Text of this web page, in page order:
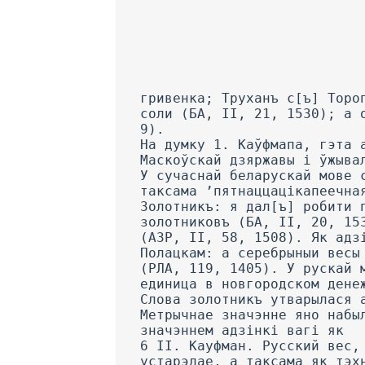
гривенка; Труханъ с[ъ] Торопца жаловал отом ижъ взято в пего: ...две решета гороху, две гривенки соли (БА, II, 21, 1530); а они емлють по гривенкЪ перцу, на старосту емлють по гривенкУ перцу (36., 9). На думку 1. Каўфмапа, гэта адзінка разам з гривной з XIV ст. займала цэнтральнае месца ў сістэме мер Маскоўскай дзяржавы і ўжывалася для важання золата і серабра. а таксама пораху, ладану і інш.6 У сучаснай беларускай мове слова грыўня ўжываецца са значэннем ’грашовая адзінка’ як гістарызм, а таксама ’пятнаццацікапеечная манета’ (БРС, 217). Золотникъ: я дал[ъ] робити пятьдесятъ золотниковъ и два серебра, а шолъку пят[ъ]десять же золотниковъ (БА, II, 20, 1530); а десять золотниковъ ровного жемчугу, а золотникъ по копе грошей (АЗР, II, 58, 1508). Як адзінка вагі каштоўных металаў гэта слова ўжывалася ў дагаворах Рыгі з Полацкам: а серебрыныи весы Рызьскйн держатй болнн Полочъкихъ весовъ серебреныхъ полузолотникомъ (РЛА, 119, 1405). У рускай мове гэта слова мела значэнне ’грашовая адзінка’: «Зо­лотникъ —* денежная единица в новгородском денежном счете» (Кочын, 129). Слова золотникъ утварылася ад назоўніка зсілото і першапачаткова мела значэнне ’гра­шовая адзінка’. Метрычнае значэнне яно набыло таксама, як і гривна. У сучаснай беларускай мове ўжываецца са значэннем адзінкі вагі як 6 II. Кауфман. Русский вес, его развитие и про­исхождение. СПб., 190G, стар. 7—8. устарэлае, а таксама як тэхнічпы тэрмін (БРС, 292). Як бачым на прыкладзе гривны і золотни­ка, грашовыя адзінкі выконвалі функцию адзінак важашія каштоўных металаў і наби­вал! трывала замацаваную вагавую функцию. Некаторыя грашовыя адзінкі Вялікага княства Літоўскага таксама ўжываліся як адзінкі вагі каштоўных металаў. Такую функцию выконвалі талеръ, золотой, рубль, скоецъ: У ве­ликой чарЪ позлотистой зъ ушицами гривень 12 и полъ, 11 скойцевъ (АС, И!, 251, 1577); Коновъ серебряная, великая позлотистая, въ три вЪенки въ которой важить дей серебра тридцать, а позолоты золотыхъ чирвоныхъ че­тырнадцать (АВАК, ПІ, 251, 1577). Шырока ўжывалася на Беларусі адзінка вагі берковецъ (берковескъ, берковискъ): взялъ в него товару его четырнадцать беръковесковъ сала (БА, И, 27, 1530); ...такий пожитокъ собе браги мають: напродъ важного пенязей осмъ, одъ берковиска пеньки гроши два Литовскихъ, ...отъ берковиска соли грошъ Ли­товский, отъ берковиска лою гроши два Литовскихъ... (AC, I, 277—278, 1634); Купили... берковец штабы, сторговали берковецъ талеровъ битыхь дванадцать (ГЮМ, X, 8, 1691). Гэта адзінка шырока выкарыстоўвалася ў гандлёвых зносінах паміж Полацкам і Рыгаю. Не выпадкова ў дагаворы рыжая з палачанамі запісана спецыяльнае ўзгадненне вагавых адносін рыжскага і полацкага берковца: А восковый весъ держати по старому закону, штоже нашъ берковеск восковым болши вашего